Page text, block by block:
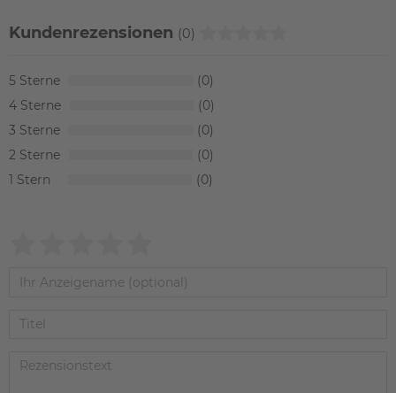
Kundenrezensionen (0)
5
0
4
0
3
0
2
0
1
0